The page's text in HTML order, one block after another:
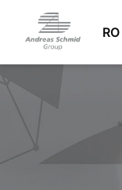
conținutPagina de pornire
RO